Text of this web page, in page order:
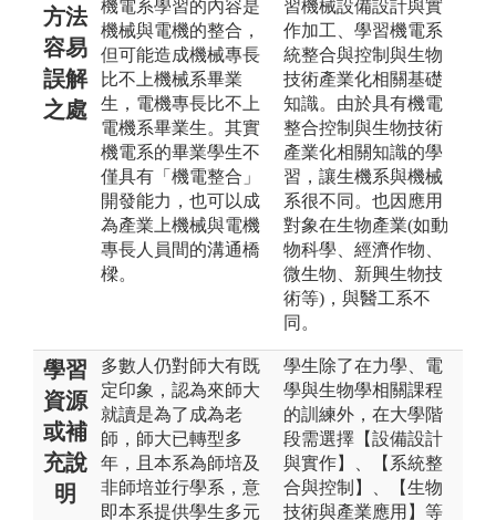
方法
容易
誤解
之處
機電系學習的內容是
機械與電機的整合，
但可能造成機械專長
比不上機械系畢業
生，電機專長比不上
電機系畢業生。其實
機電系的畢業學生不
僅具有「機電整合」
開發能力，也可以成
為產業上機械與電機
專長人員間的溝通橋
樑。
習機械設備設計與實
作加工、學習機電系
統整合與控制與生物
技術產業化相關基礎
知識。由於具有機電
整合控制與生物技術
產業化相關知識的學
習，讓生機系與機械
系很不同。也因應用
對象在生物產業(如動
物科學、經濟作物、
微生物、新興生物技
術等)，與醫工系不
同。
學習
資源
或補
充說
明
多數人仍對師大有既
定印象，認為來師大
就讀是為了成為老
師，師大已轉型多
年，且本系為師培及
非師培並行學系，意
即本系提供學生多元
學生除了在力學、電
學與生物學相關課程
的訓練外，在大學階
段需選擇【設備設計
與實作】、【系統整
合與控制】、【生物
技術與產業應用】等